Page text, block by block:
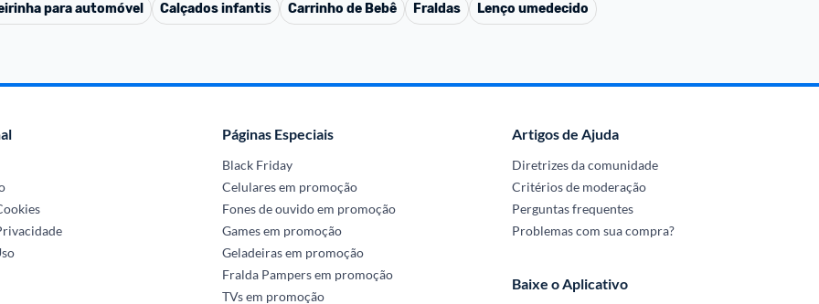
para automóvel Calçados infantis Carrinho de Bebê Fraldas Lenço umedecido
Páginas Especiais
Black Friday
Celulares em promoção
Fones de ouvido em promoção
Games em promoção
Geladeiras em promoção
Fralda Pampers em promoção
TVs em promoção
Artigos de Ajuda
Diretrizes da comunidade
Critérios de moderação
Perguntas frequentes
Problemas com sua compra?
Baixe o Aplicativo